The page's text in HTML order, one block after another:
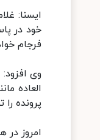
فرجام
وی
پرونده را
امروز در